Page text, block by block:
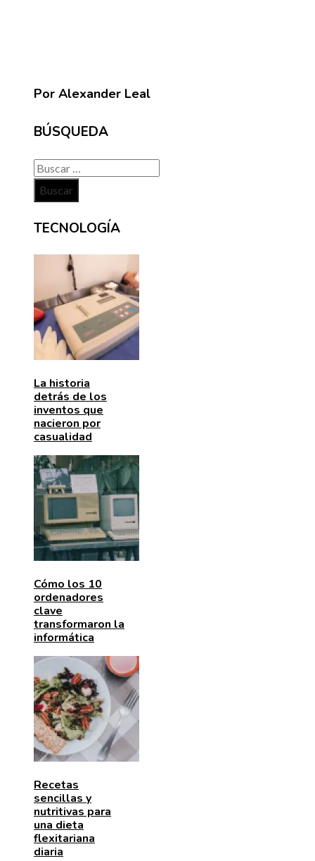
Por Alexander Leal
BÚSQUEDA
Buscar:
TECNOLOGÍA
La historia
detrás de los
inventos que
nacieron por
casualidad
Cómo los 10
ordenadores
clave
transformaron la
informática
Recetas
sencillas y
nutritivas para
una dieta
flexitariana
diaria